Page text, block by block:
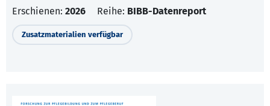
Erschienen: 2026 Reihe: BIBB-Datenreport
Zusatzmaterialien verfügbar